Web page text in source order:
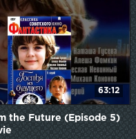
63:12
the Future (Episode 5)